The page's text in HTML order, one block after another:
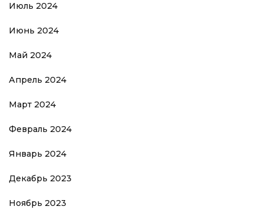
Июль 2024
Июнь 2024
Май 2024
Апрель 2024
Март 2024
Февраль 2024
Январь 2024
Декабрь 2023
Ноябрь 2023